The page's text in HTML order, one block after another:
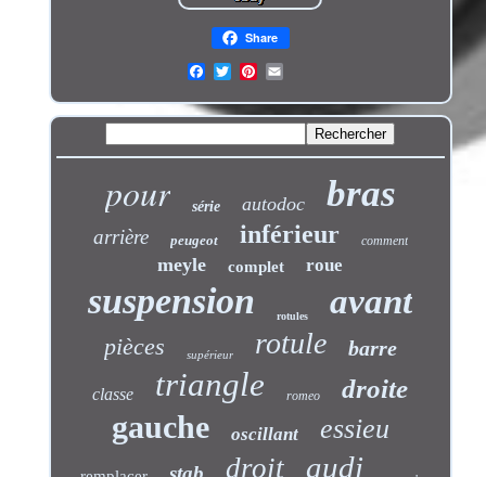
Share
pour série autodoc bras
arrière peugeot inférieur comment
meyle complet roue
suspension rotules avant
pièces supérieur rotule barre
classe triangle romeo droite
gauche oscillant essieu
droit audi